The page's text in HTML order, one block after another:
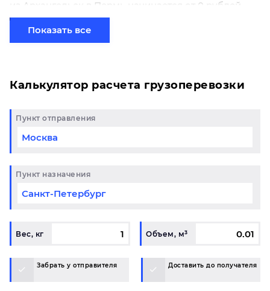
из Архангельск в Пермь начинается от 0 рублей.
Если вы хотите отправить свой груз сборной
партией по готовому маршруту в Пермь и у вас
возникли вопросы, свяжитесь с нашим
Показать все
Калькулятор расчета грузоперевозки
Пункт отправления
Пункт назначения
Вес, кг Объем, м³
Забрать у отправителя Доставить до получателя